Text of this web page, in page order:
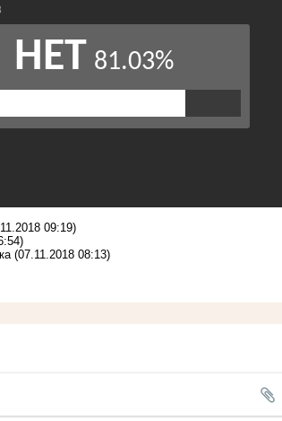
09:19)
(07.11.2018 08:13)